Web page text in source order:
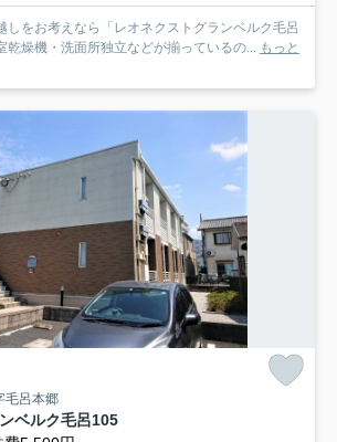
しをお考えなら「レオネクストグランベルク毛呂
燥機・洗面所独立などが揃っているの...
もっと
毛呂本郷
ベルク毛呂105